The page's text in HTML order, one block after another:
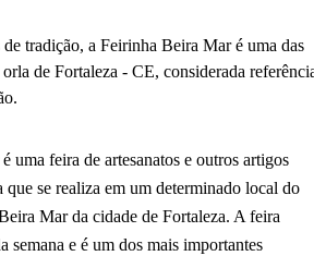
de Tianguá
de Morro Branco
tradição, a Feirinha Beira Mar é uma das
de Fortaleza - CE, considerada
uma feira de artesanatos e outros artigos
que se realiza em um determinado local do
Mar da cidade de Fortaleza. A feira
semana e é um dos mais importantes